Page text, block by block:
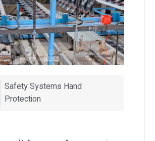
Safety Systems Hand
Protection